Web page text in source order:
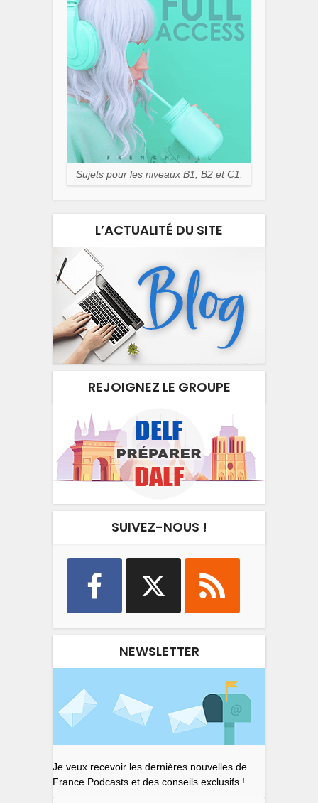
Sujets pour les niveaux B1, B2 et C1.
L’ACTUALITÉ DU SITE
REJOIGNEZ LE GROUPE
SUIVEZ-NOUS !
NEWSLETTER
Je veux recevoir les dernières nouvelles de
France Podcasts et des conseils exclusifs !